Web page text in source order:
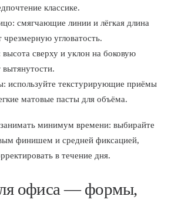
классике.
смягчающие линии и лёгкая длина
чрезмерную угловатость.
высота сверху и уклон на боковую
вытянутости.
используйте текстурирующие приёмы
матовые пасты для объёма.
минимум времени: выбирайте
финишем и средней фиксацией,
в течение дня.
офиса — формы,